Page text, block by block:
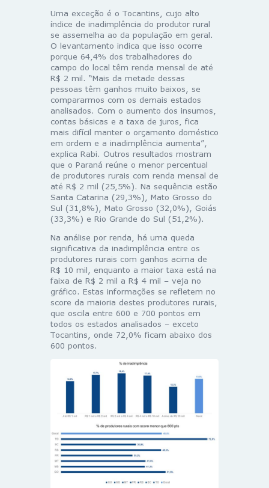
Uma exceção é o Tocantins, cujo alto
índice de inadimplência do produtor rural
se assemelha ao da população em geral.
O levantamento indica que isso ocorre
porque 64,4% dos trabalhadores do
campo do local têm renda mensal de até
R$ 2 mil. “Mais da metade dessas
pessoas têm ganhos muito baixos, se
compararmos com os demais estados
analisados. Com o aumento dos insumos,
contas básicas e a taxa de juros, fica
mais difícil manter o orçamento doméstico
em ordem e a inadimplência aumenta”,
explica Rabi. Outros resultados mostram
que o Paraná reúne o menor percentual
de produtores rurais com renda mensal de
até R$ 2 mil (25,5%). Na sequência estão
Santa Catarina (29,3%), Mato Grosso do
Sul (31,8%), Mato Grosso (32,0%), Goiás
(33,3%) e Rio Grande do Sul (51,2%).
Na análise por renda, há uma queda
significativa da inadimplência entre os
produtores rurais com ganhos acima de
R$ 10 mil, enquanto a maior taxa está na
faixa de R$ 2 mil a R$ 4 mil – veja no
gráfico. Estas informações se refletem no
score da maioria destes produtores rurais,
que oscila entre 600 e 700 pontos em
todos os estados analisados – exceto
Tocantins, onde 72,0% ficam abaixo dos
600 pontos.